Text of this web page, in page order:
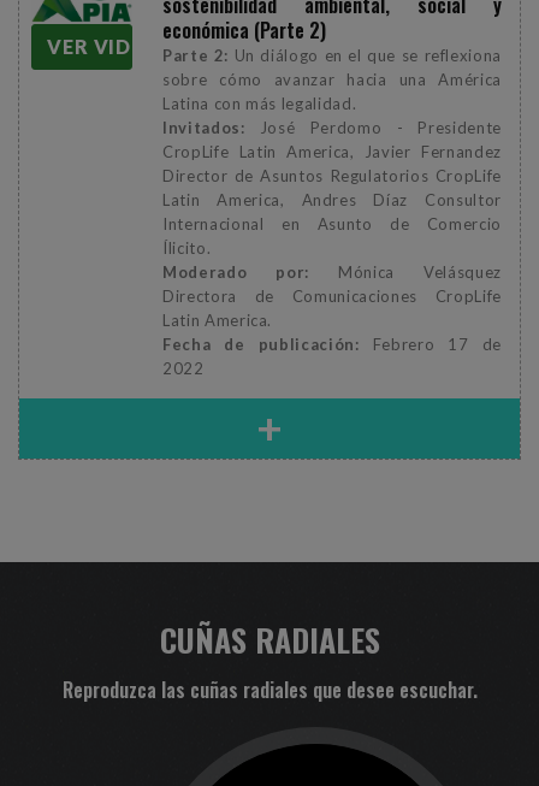
VER VIDEO
económica (Parte 2)
Parte 2: Un diálogo en el que se reflexiona
sobre cómo avanzar hacia una América
Latina con más legalidad.
Invitados: José Perdomo - Presidente
CropLife Latin America, Javier Fernandez
Director de Asuntos Regulatorios CropLife
Latin America, Andres Díaz Consultor
Internacional en Asunto de Comercio
Ílicito.
Moderado por: Mónica Velásquez
Directora de Comunicaciones CropLife
Latin America.
Fecha de publicación: Febrero 17 de
2022
+
CUÑAS RADIALES
Reproduzca las cuñas radiales que desee escuchar.